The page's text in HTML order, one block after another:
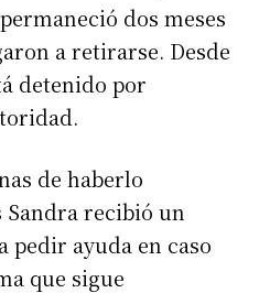
dos meses
a retirarse. Desde
detenido por
de haberlo
Sandra recibió un
pedir ayuda en caso
que sigue